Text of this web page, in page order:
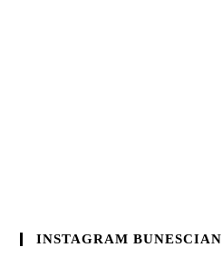
INSTAGRAM BUNESCIAN